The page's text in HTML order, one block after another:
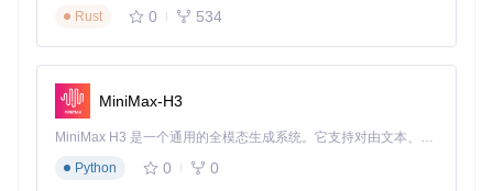
项目特点
简化编码：无需编写保护性的if语句来防止单个属性不存在
的问题。
类型安全
点函数风格 ：支持点自由式编程，提升代码的表达力和易读
广泛兼容
：无论是AMD、CommonJS还是直接在HTML中
Rust
0 534
MiniMax-H3
MiniMax H3 是一个通用的全模态生成系统。它支持对由文本、图像、视频和音频组成的多模态上下文进行统一理解，并能生成分辨率高达 2K、时长可达 15 秒的带原生立体声音频的视频。得益于面向任务泛化的系统设计，H3 在预训练阶段就已具备广泛的多模态上下文理解与生成能力，能够出色地执行复杂的多模态指令。
Python
0 0